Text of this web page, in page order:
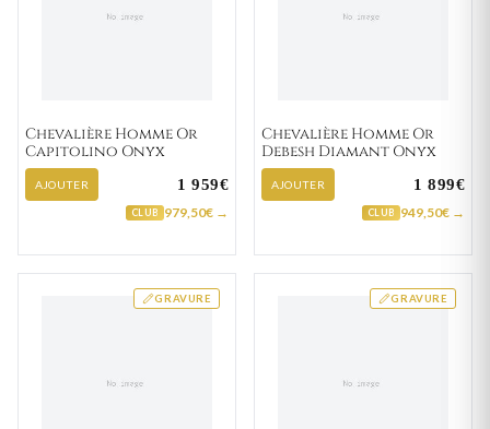
Chevalière Homme Or
Capitolino Onyx
AJOUTER 1 959€
CLUB 979,50€ →
Chevalière Homme Or
Debesh Diamant Onyx
AJOUTER 1 899€
CLUB 949,50€ →
GRAVURE GRAVURE